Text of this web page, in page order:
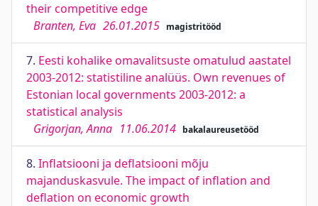
their competitive edge
Branten, Eva 26.01.2015 magistritööd
7. Eesti kohalike omavalitsuste omatulud aastatel
2003-2012: statistiline analüüs. Own revenues of
Estonian local governments 2003-2012: a
statistical analysis
Grigorjan, Anna 11.06.2014 bakalaureusetööd
8. Inflatsiooni ja deflatsiooni mõju
majanduskasvule. The impact of inflation and
deflation on economic growth